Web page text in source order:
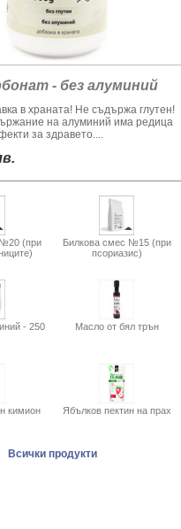
- без алуминий
в храната! Не съдържа глутен!
на алуминий има редица
за здравето....
(при
Билкова смес №15 (при
псориазис)
- 250
Масло от бял трън
кимион Ябълков пектин на прах
Всички продукти